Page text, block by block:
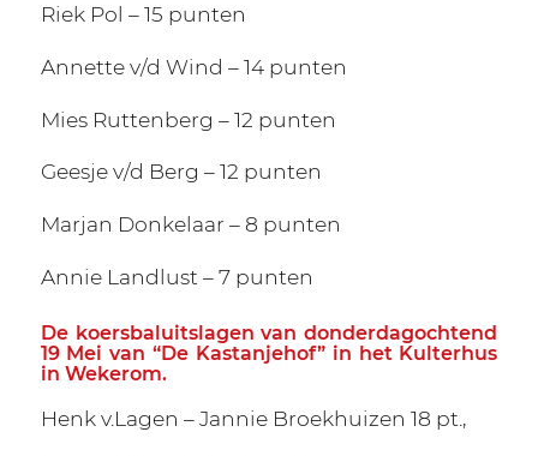
Riek Pol – 15 punten
Annette v/d Wind – 14 punten
Mies Ruttenberg – 12 punten
Geesje v/d Berg – 12 punten
Marjan Donkelaar – 8 punten
Annie Landlust – 7 punten
De koersbaluitslagen van donderdagochtend
19 Mei van “De Kastanjehof” in het Kulterhus
in Wekerom.
Henk v.Lagen – Jannie Broekhuizen 18 pt.,